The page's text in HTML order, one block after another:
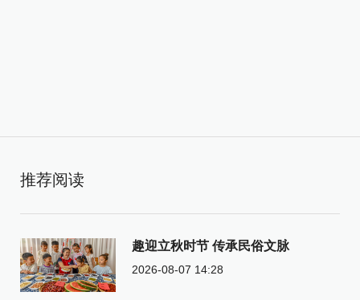
推荐阅读
趣迎立秋时节 传承民俗文脉
2026-08-07 14:28